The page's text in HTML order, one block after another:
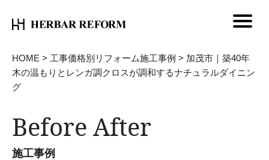
HOME > 工事価格別リフォーム施工事例 > 加茂市｜築40年
木の温もりとレンガ調クロスが調和するナチュラルダイニン
グ
Before After
施工事例